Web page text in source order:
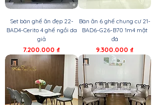
Set bàn ghế ăn đẹp 22-
BAD4-Cerito 4 ghế ngồi da
giả
Giá
7.200.000 ₫
Bàn ăn 6 ghế chung cư 21-
BAD6-G26-B70 1m4 mặt
đá
Giá
9.300.000 ₫